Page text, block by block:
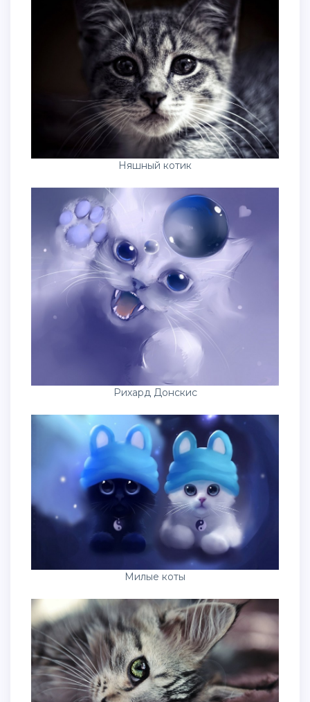
Няшный котик
Рихард Донскис
Милые коты